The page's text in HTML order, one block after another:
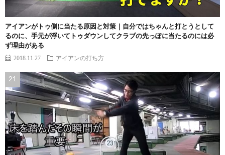
アイアンがトゥ側に当たる原因と対策｜自分ではちゃんと打とうとして
るのに、手元が浮いてトゥダウンしてクラブの先っぽに当たるのには必
ず理由がある
2018.11.27 アイアンの打ち方